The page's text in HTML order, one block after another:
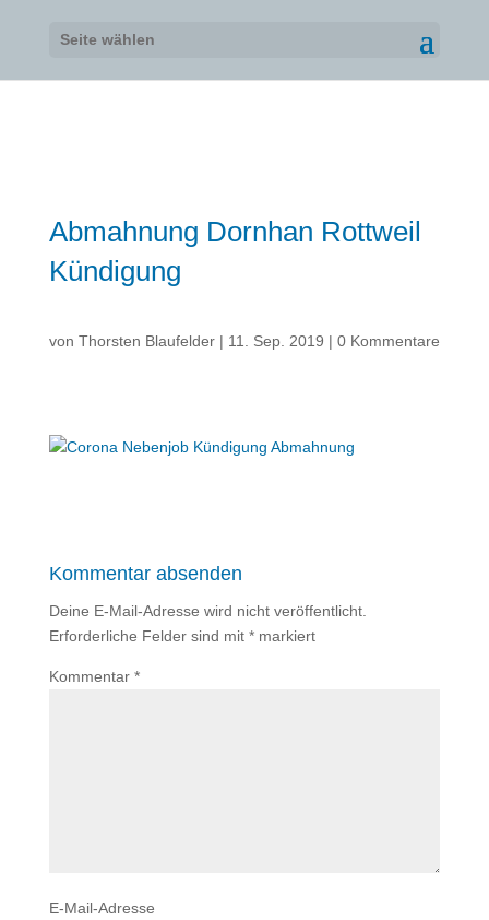
Seite wählen
Abmahnung Dornhan Rottweil
Kündigung
von Thorsten Blaufelder| 11. Sep. 2019 | 0 Kommentare
Kommentar absenden
Deine E-Mail-Adresse wird nicht veröffentlicht.
Erforderliche Felder sind mit *markiert
Kommentar *
E-Mail-Adresse